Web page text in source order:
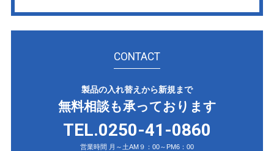
CONTACT
製品の入れ替えから新規まで
無料相談も承っております
TEL.0250-41-0860
営業時間 月～土AM９：00～PM6：00